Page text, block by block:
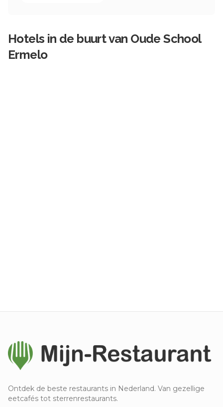
Hotels in de buurt van Oude School
Ermelo
Ontdek de beste restaurants in Nederland. Van gezellige
eetcafés tot sterrenrestaurants.